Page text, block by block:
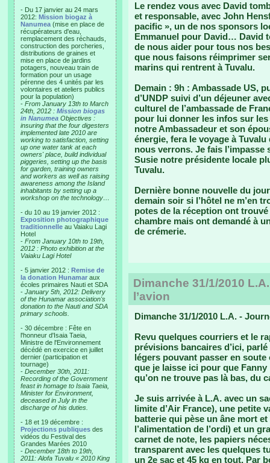
- Du 17 janvier au 24 mars
2012: Mission biogaz à
Nanumea (mise en place de
récupérateurs d'eau,
remplacement des réchauds,
construction des porcheries,
distributions de graines et
mise en place de jardins
potagers, nouveau train de
formation pour un usage
pérenne des 4 unités par les
volontaires et ateliers publics
pour la population)
- From January 13th to March
24th, 2012 : Mission biogas
in Nanumea Objectives :
insuring that the four digesters
implemented late 2010 are
working to satisfaction, setting
up one water tank at each
owners' place, build individual
piggeries, setting up the basis
for garden, training owners
and workers as well as raising
awareness among the Island
inhabitants by setting up a
workshop on the technology…
- du 10 au 19 janvier 2012 :
Exposition photographique
traditionnelle au Vaiaku Lagi
Hotel
- From January 10th to 19th,
2012 : Photo exhibition at the
Vaiaku Lagi Hotel
- 5 janvier 2012 : Remise de
la donation Hunamar aux
écoles primaires Nauti et SDA
- January 5th, 2012: Delivery
of the Hunamar association's
donation to the Nauti and SDA
primary schools.
- 30 décembre : Fête en
l'honneur d'Isaia Taeia,
Ministre de l'Environnement
décédé en exercice en juillet
dernier (participation et
tournage)
- December 30th, 2011:
Recording of the Government
feast in homage to Isaia Taeia,
Minister for Environment,
deceased in July in the
discharge of his duties.
- 18 et 19 décembre :
Projections publiques des
vidéos du Festival des
Grandes Marées 2010
- December 18th to 19th,
2011: Alofa Tuvalu « 2010 King
Le rendez vous avec David
et responsable, avec John
pacific », un de nos sponsors
Emmanuel pour David… David
de nous aider pour tous nos
que nous faisons réimprimer
marins qui rentrent à Tuvalu.
Demain : 9h : Ambassade US,
d’UNDP suivi d’un déjeuner
culturel de l’ambassade de
pour lui donner les infos sur
notre Ambassadeur et son
énergie, fera le voyage à
nous verrons. Je fais
Susie notre présidente locale
Tuvalu.
Dernière bonne nouvelle du
demain soir si l’hôtel ne m’en
potes de la réception ont
chambre mais ont demandé à
de crémerie.
Dimanche 31/1/2010
l’avion
Dimanche 31/1/2010 L.A. -
Revu quelques courriers et le
prévisions bancaires d’ici,
légers pouvant passer en
que je laisse ici pour que
qu’on ne trouve pas là bas, du
Je suis arrivée à L.A. avec un
limite d’Air France), une petite
batterie qui pèse un âne mort
l’alimentation de l’ordi) et un
carnet de note, les papiers
transparent avec les quelques
un 2e sac et 45 kg en tout. Par